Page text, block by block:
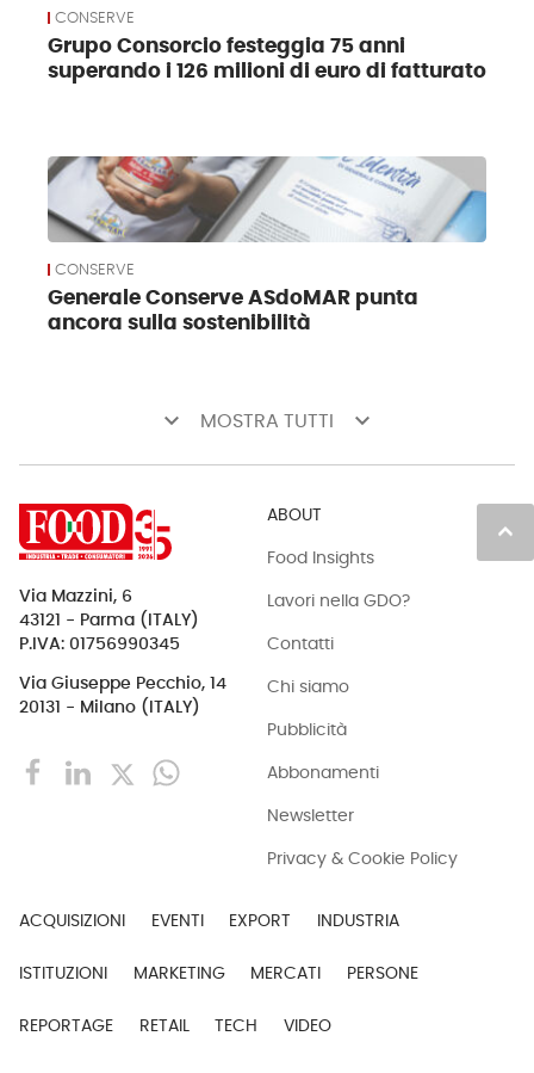
CONSERVE
Grupo Consorcio festeggia 75 anni
superando i 126 milioni di euro di fatturato
CONSERVE
Generale Conserve ASdoMAR punta
ancora sulla sostenibilità
keyboard_arrow_down MOSTRA TUTTI keyboard_arrow_down
keyboard_arrow_up
Via Mazzini, 6
43121 - Parma (ITALY)
P.IVA: 01756990345
Via Giuseppe Pecchio, 14
20131 - Milano (ITALY)
ABOUT
Food Insights
Lavori nella GDO?
Contatti
Chi siamo
Pubblicità
Abbonamenti
Newsletter
Privacy & Cookie Policy
ACQUISIZIONI EVENTI EXPORT INDUSTRIA
ISTITUZIONI MARKETING MERCATI PERSONE
REPORTAGE RETAIL TECH VIDEO